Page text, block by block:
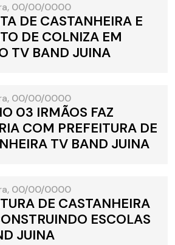
00/00/0000
DE CASTANHEIRA E
DE COLNIZA EM
TV BAND JUINA
00/00/0000
03 IRMÃOS FAZ
COM PREFEITURA DE
TV BAND JUINA
00/00/0000
DE CASTANHEIRA
ESCOLAS
JUINA